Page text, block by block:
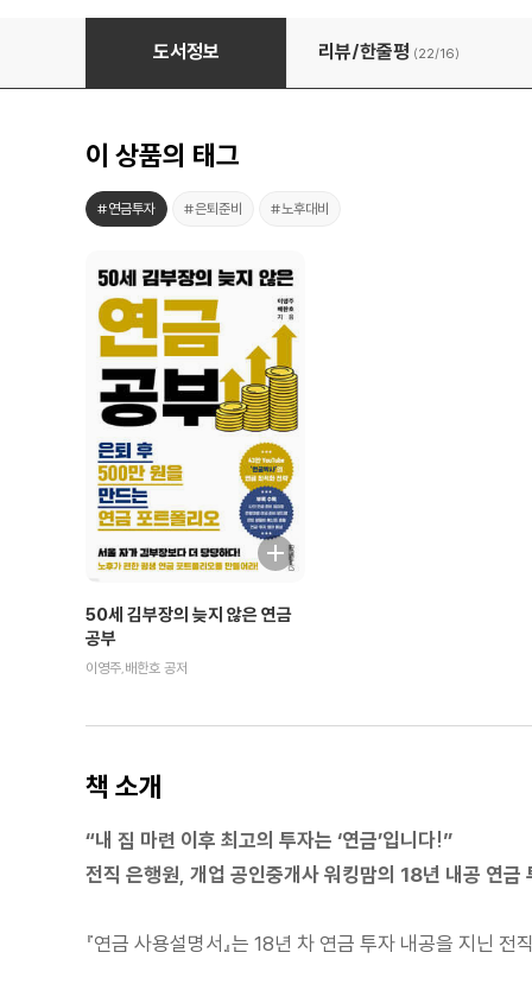
연금 사용설명서
도서정보 리뷰/한줄평 (22/16)
이 상품의 태그
#연금투자 #은퇴준비 #노후대비
50세 김부장의 늦지 않은 연금
공부
이영주,배한호 공저
책 소개
“내 집 마련 이후 최고의 투자는 ‘연금’입니다!”
전직 은행원, 개업 공인중개사 워킹맘의 18년 내공 연금
『연금 사용설명서』는 18년 차 연금 투자 내공을 지닌